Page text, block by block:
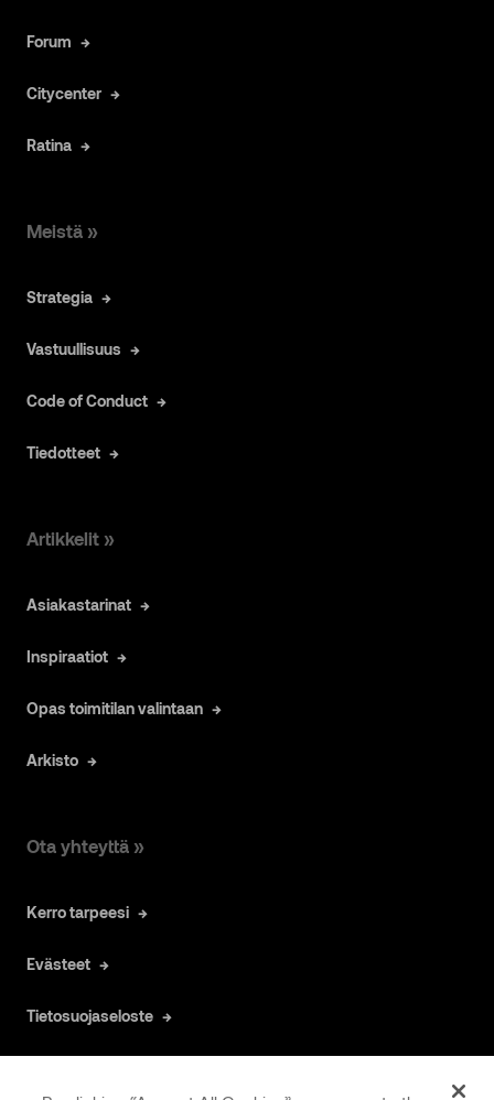
Forum
Citycenter
Ratina
Meistä »
Strategia
Vastuullisuus
Code of Conduct
Tiedotteet
Artikkelit »
Asiakastarinat
Inspiraatiot
Opas toimitilan valintaan
Arkisto
Ota yhteyttä »
Kerro tarpeesi
Evästeet
Tietosuojaseloste